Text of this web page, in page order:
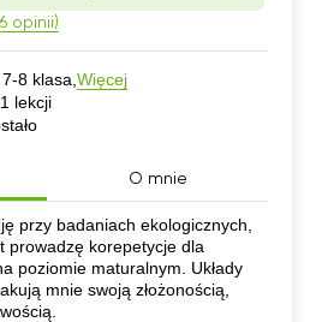
opinii)
8 klasa, Więcej
lekcji
O mnie
przy badaniach ekologicznych,
prowadzę korepetycje dla
poziomie maturalnym. Układy
mnie swoją złożonością,